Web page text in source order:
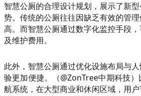
智慧公厕的合理设计规划，展示了新
势。传统的公厕往往因缺乏有效的管
高。而智慧公厕通过数字化监控手段
及维护费用。
此外，智慧公厕通过优化设施布局与
验更加便捷。（@ZonTree中期科技
航系统，在大型商业和休闲区域，用